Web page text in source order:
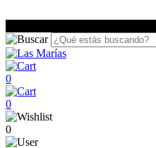
0
0
0